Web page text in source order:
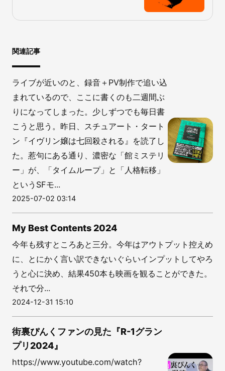
関連記事
ライブが近いのと、録音＋PV制作で追い込
まれているので、ここに書くのも二週間ぶ
りになってしまった。少しずつでも毎日書
こうと思う。昨日、スチュアート・タート
ン『イヴリン嬢は七回殺される』を読了し
た。惹句にある通り、濃密な「館ミステリ
ー」が、「タイムループ」と「人格転移」
というSFモ...
2025-07-02 03:14
My Best Contents 2024
今年も残すところあと三分。今年はアウトプット控えめ
に、とにかく言い訳できないぐらいインプットしてやろ
うと心に決め、結果450本も映画を観ることができた。
それで分...
2024-12-31 15:10
街裏ぴんくファンの見た『R-1グラン
プリ2024』
https://www.youtube.com/watch?